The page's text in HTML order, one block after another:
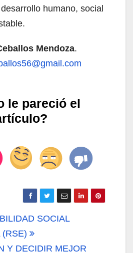
humano, social
Mendoza.
le pareció el
SOCIAL
(RSE)
Y DECIDIR MEJOR